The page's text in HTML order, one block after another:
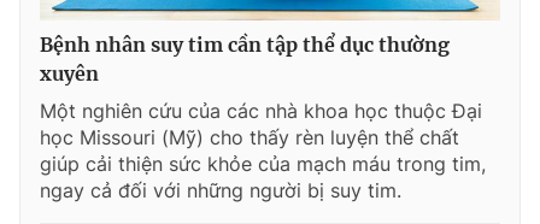
Bệnh nhân suy tim cần tập thể dục thường
xuyên
Một nghiên cứu của các nhà khoa học thuộc Đại
học Missouri (Mỹ) cho thấy rèn luyện thể chất
giúp cải thiện sức khỏe của mạch máu trong tim,
ngay cả đối với những người bị suy tim.